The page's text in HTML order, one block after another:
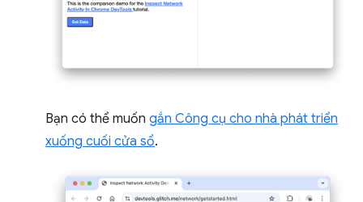
Bạn có thể muốn gắn Công cụ cho nhà phát triển
xuống cuối cửa sổ.